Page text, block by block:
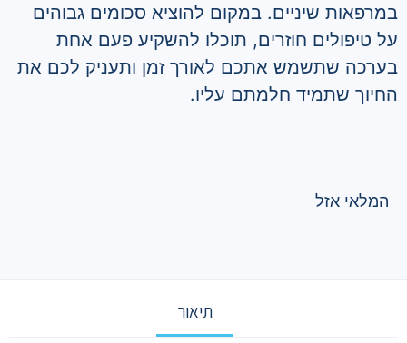
במרפאות שיניים. במקום להוציא סכומים גבוהים
על טיפולים חוזרים, תוכלו להשקיע פעם אחת
בערכה שתשמש אתכם לאורך זמן ותעניק לכם את
החיוך שתמיד חלמתם עליו.
המלאי אזל
תיאור